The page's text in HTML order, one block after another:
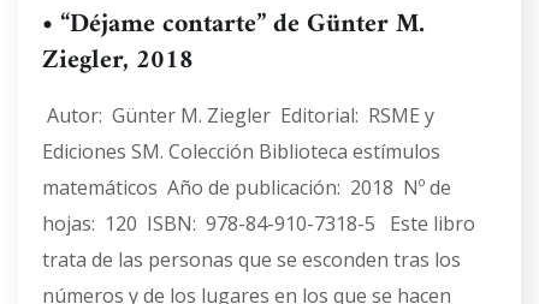
• “Déjame contarte” de Günter M.
Ziegler, 2018
Autor: Günter M. Ziegler Editorial: RSME y
Ediciones SM. Colección Biblioteca estímulos
matemáticos Año de publicación: 2018 Nº de
hojas: 120 ISBN: 978-84-910-7318-5 Este libro
trata de las personas que se esconden tras los
números y de los lugares en los que se hacen